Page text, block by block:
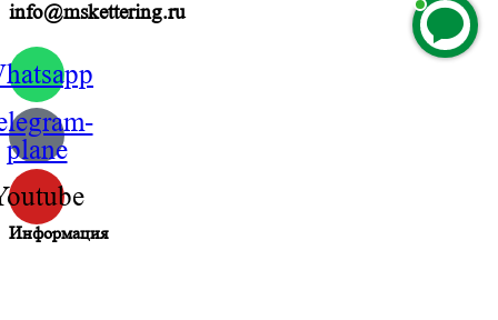
info@mskettering.ru
plane
Информация